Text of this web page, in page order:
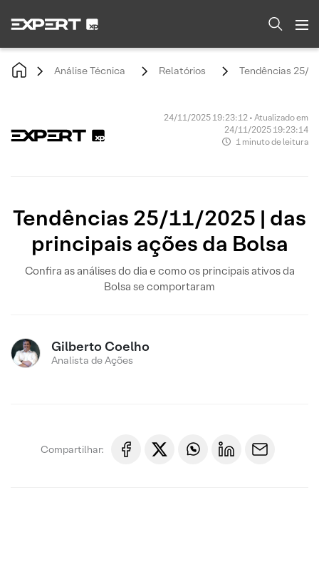
Análise Técnica Relatórios Tendências 25/
24/11/2025 19:23:12 • Atualizado em
24/11/2025 19:23:14
1 minuto de leitura
Tendências 25/11/2025 | das
principais ações da Bolsa
Confira as análises do dia e como os principais ativos da
Bolsa se comportaram
Gilberto Coelho
Analista de Ações
Compartilhar: